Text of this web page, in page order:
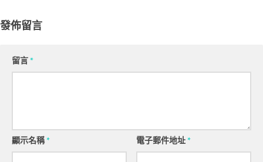
發佈留言
留言*
顯示名稱* 電子郵件地址*